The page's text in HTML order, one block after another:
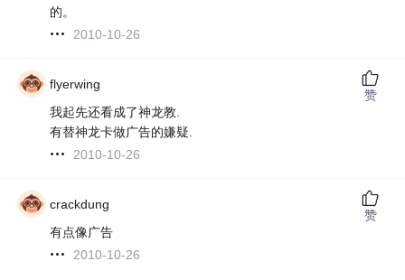
的。
2010-10-26
flyerwing
我起先还看成了神龙教.
有替神龙卡做广告的嫌疑.
2010-10-26
赞
crackdung
有点像广告
2010-10-26
赞